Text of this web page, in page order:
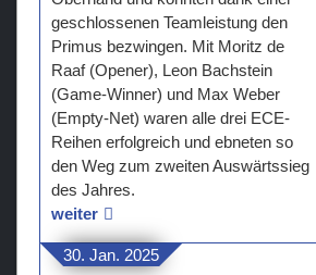
geschlossenen Teamleistung den
Primus bezwingen. Mit Moritz de
Raaf (Opener), Leon Bachstein
(Game-Winner) und Max Weber
(Empty-Net) waren alle drei ECE-
Reihen erfolgreich und ebneten so
den Weg zum zweiten Auswärtssieg
des Jahres.
weiter
30. Jan. 2025